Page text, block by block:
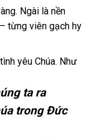
Ngài là nền
từng viên gạch hy
yêu Chúa. Như
ta ra
trong Đức